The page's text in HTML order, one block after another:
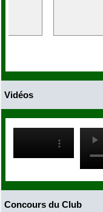
Vidéos
Concours du Club